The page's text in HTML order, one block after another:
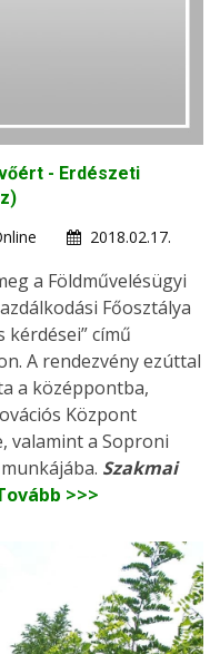
- Erdészeti
2018.02.17.
a Földművelésügyi
Főosztálya
című
A rendezvény ezúttal
a középpontba,
Központ
valamint a Soproni
Szakmai
>>>